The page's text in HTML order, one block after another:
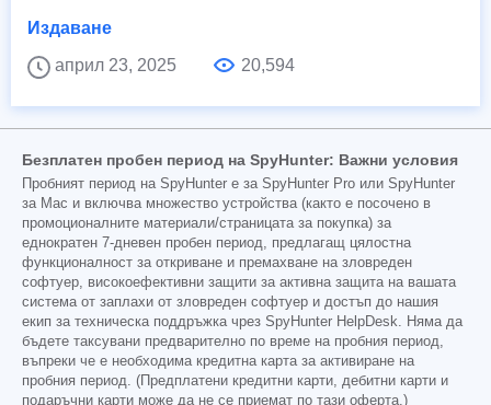
Издаване
април 23, 2025
20,594
Безплатен пробен период на SpyHunter: Важни условия
Пробният период на SpyHunter е за SpyHunter Pro или SpyHunter
за Mac и включва множество устройства (както е посочено в
промоционалните материали/страницата за покупка) за
еднократен 7-дневен пробен период, предлагащ цялостна
функционалност за откриване и премахване на зловреден
софтуер, високоефективни защити за активна защита на вашата
система от заплахи от зловреден софтуер и достъп до нашия
екип за техническа поддръжка чрез SpyHunter HelpDesk. Няма да
бъдете таксувани предварително по време на пробния период,
въпреки че е необходима кредитна карта за активиране на
пробния период. (Предплатени кредитни карти, дебитни карти и
подаръчни карти може да не се приемат по тази оферта.)